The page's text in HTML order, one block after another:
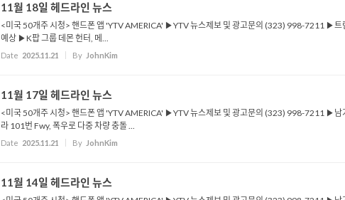
11월 18일 헤드라인 뉴스
<미국 50개주 시청> 핸드폰 앱 'YTV AMERICA' ▶YTV 뉴스제보 및 광고문의 (323) 998-7211 ▶트
예상 ▶K팝 그룹 데몬 헌터, 메...
Date 2025.11.21 By JohnKim
11월 17일 헤드라인 뉴스
<미국 50개주 시청> 핸드폰 앱 'YTV AMERICA' ▶YTV 뉴스제보 및 광고문의 (323) 998-7211 ▶
라 101번 Fwy, 폭우로 다중 차량 충돌 ...
Date 2025.11.21 By JohnKim
11월 14일 헤드라인 뉴스